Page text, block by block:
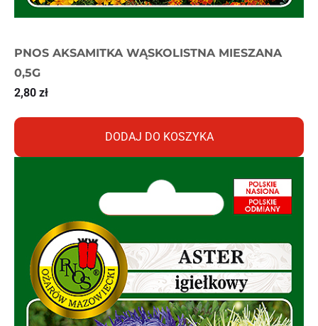
PNOS AKSAMITKA WĄSKOLISTNA MIESZANA
0,5G
2,80 zł
DODAJ DO KOSZYKA